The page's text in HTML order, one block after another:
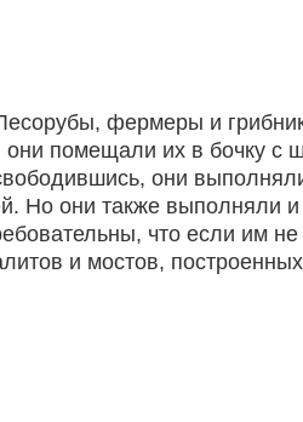
фермеры и
помещали их в бочку с
они
Но они также выполняли
что если им
и мостов,